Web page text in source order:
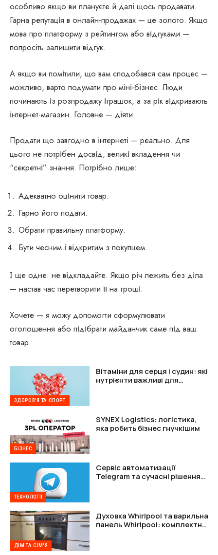
особливо якщо ви плануєте й далі щось продавати.
Гарна репутація в онлайн-продажах — це золото. Якщо
мова про платформу з рейтингом або відгуками —
попросіть залишити відгук.
А якщо ви помітили, що вам сподобався сам процес —
можливо, варто подумати про міні-бізнес. Люди
починають із розпродажу іграшок, а за рік відкривають
інтернет-магазин. Головне — діяти.
Продати що завгодно в інтернеті — реально. Для
цього не потрібен досвід, великі вкладення чи
“секретні” знання. Потрібно лише:
Адекватно оцінити товар.
Гарно його подати.
Обрати правильну платформу.
Бути чесним і відкритим з покупцем.
І ще одне: не відкладайте. Якщо річ лежить без діла
— настав час перетворити її на гроші.
Хочете — я можу допомогти сформулювати
оголошення або підібрати майданчик саме під ваш
товар.
ЗДОРОВ'Я ТА СПОРТ
Вітаміни для серця і судин: які
нутрієнти важливі для
БІЗНЕС
SYNEX Logistics: логістика,
яка робить бізнес гнучкішим
ТЕХНОЛОГІЇ
Сервіс автоматизації
Telegram та сучасні рішення
ДІМ ТА СІМ'Я
Духовка Whirlpool та варильна
панель Whirlpool: комплектне